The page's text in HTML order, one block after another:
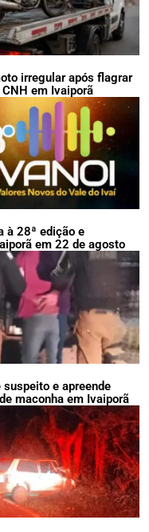
irregular após flagrar
em Ivaiporã
à 28ª edição e
em 22 de agosto
suspeito e apreende
maconha em Ivaiporã